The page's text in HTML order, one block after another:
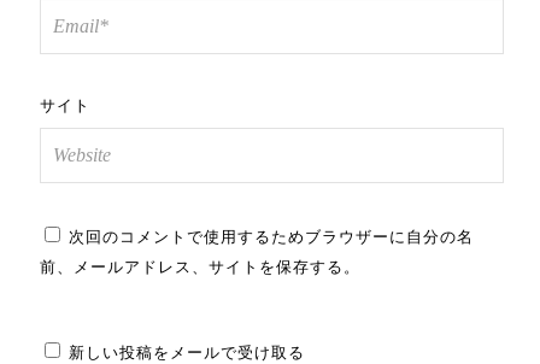
サイト
次回のコメントで使用するためブラウザーに自分の名
前、メールアドレス、サイトを保存する。
新しい投稿をメールで受け取る